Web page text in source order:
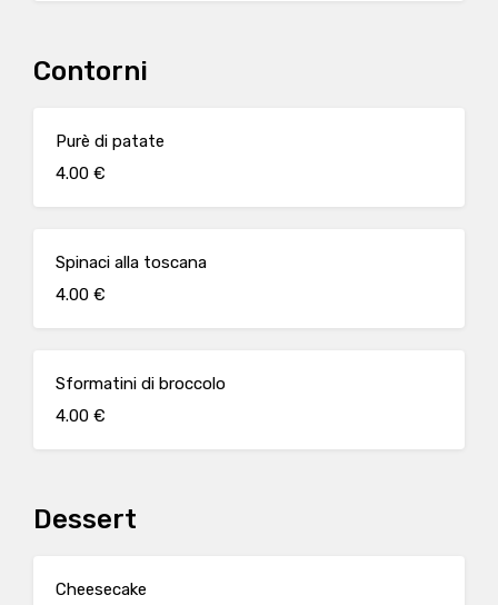
Contorni
Purè di patate
4.00 €
Spinaci alla toscana
4.00 €
Sformatini di broccolo
4.00 €
Dessert
Cheesecake